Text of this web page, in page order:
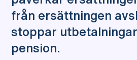
från ersättningen
stoppar
pension.